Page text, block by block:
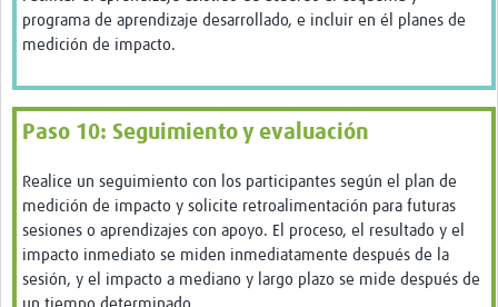
programa de aprendizaje desarrollado, e incluir en él planes de
medición de impacto.
Paso 10: Seguimiento y evaluación
Realice un seguimiento con los participantes según el plan de
medición de impacto y solicite retroalimentación para futuras
sesiones o aprendizajes con apoyo. El proceso, el resultado y el
impacto inmediato se miden inmediatamente después de la
sesión, y el impacto a mediano y largo plazo se mide después de